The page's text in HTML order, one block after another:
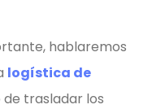
hablaremos
logística de
trasladar los